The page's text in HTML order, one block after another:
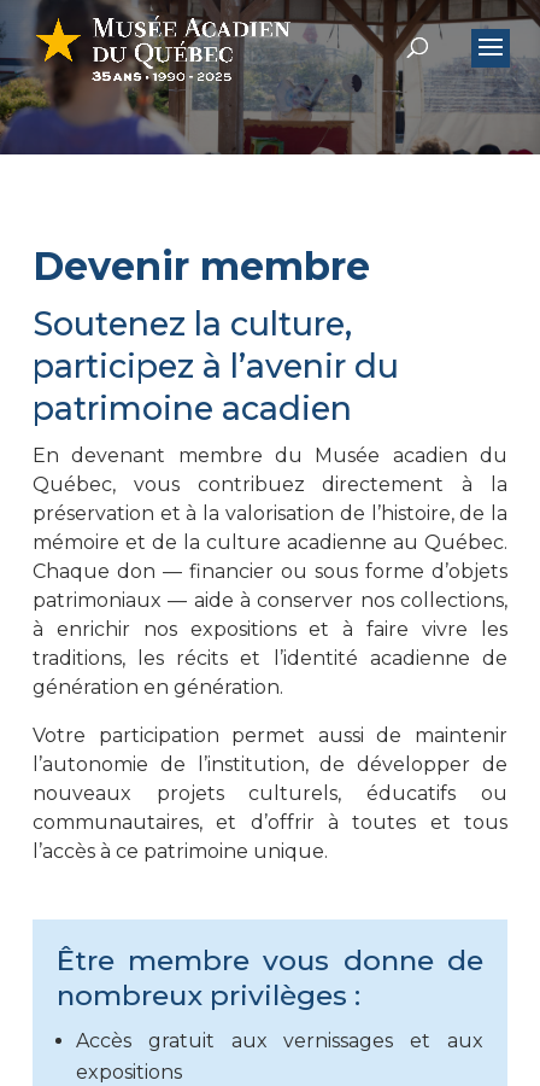
Devenir membre
Soutenez la culture,
participez à l’avenir du
patrimoine acadien
En devenant membre du Musée acadien du
Québec, vous contribuez directement à la
préservation et à la valorisation de l’histoire, de la
mémoire et de la culture acadienne au Québec.
Chaque don — financier ou sous forme d’objets
patrimoniaux — aide à conserver nos collections,
à enrichir nos expositions et à faire vivre les
traditions, les récits et l’identité acadienne de
génération en génération.
Votre participation permet aussi de maintenir
l’autonomie de l’institution, de développer de
nouveaux projets culturels, éducatifs ou
communautaires, et d’offrir à toutes et tous
l’accès à ce patrimoine unique.
Être membre vous donne de
nombreux privilèges :
Accès gratuit aux vernissages et aux
expositions